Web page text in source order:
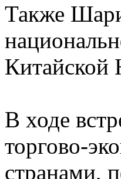
Также
В ходе
торгово-
странами,